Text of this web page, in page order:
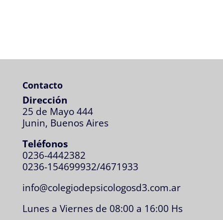
Contacto
Dirección
25 de Mayo 444
Junin, Buenos Aires
Teléfonos
0236-4442382
0236-154699932/4671933
info@colegiodepsicologosd3.com.ar
Lunes a Viernes de 08:00 a 16:00 Hs